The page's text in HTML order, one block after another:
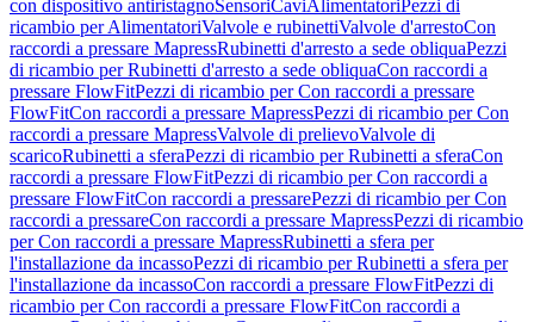
con dispositivo antiristagnoSensoriCaviAlimentatori Pezzi di
ricambio per AlimentatoriValvole e rubinettiValvole d'arrestoCon
raccordi a pressare MapressRubinetti d'arresto a sede obliquaPezzi
di ricambio per Rubinetti d'arresto a sede obliquaCon raccordi a
pressare FlowFitPezzi di ricambio per Con raccordi a pressare
FlowFitCon raccordi a pressare MapressPezzi di ricambio per Con
raccordi a pressare MapressValvole di prelievoValvole di
scaricoRubinetti a sferaPezzi di ricambio per Rubinetti a sferaCon
raccordi a pressare FlowFitPezzi di ricambio per Con raccordi a
pressare FlowFitCon raccordi a pressarePezzi di ricambio per Con
raccordi a pressareCon raccordi a pressare MapressPezzi di ricambio
per Con raccordi a pressare MapressRubinetti a sfera per
l'installazione da incassoPezzi di ricambio per Rubinetti a sfera per
l'installazione da incassoCon raccordi a pressare FlowFitPezzi di
ricambio per Con raccordi a pressare FlowFitCon raccordi a